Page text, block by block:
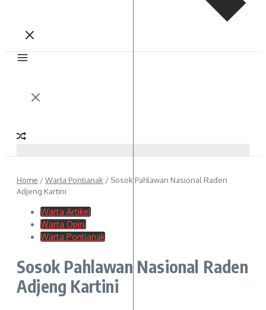
Home /Warta Pontianak / Sosok Pahlawan Nasional Raden
Adjeng Kartini
Warta Artikel
Warta Opini
Warta Pontianak
Sosok Pahlawan Nasional Raden
Adjeng Kartini